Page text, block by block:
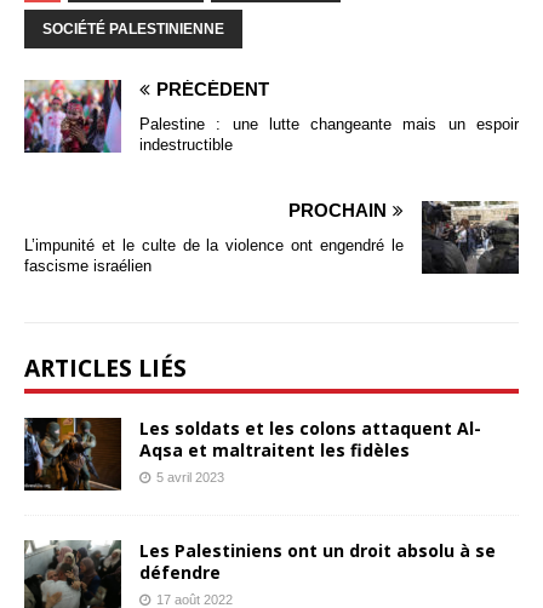
SOCIÉTÉ PALESTINIENNE
PRÉCÉDENT
Palestine : une lutte changeante mais un espoir
indestructible
PROCHAIN
L’impunité et le culte de la violence ont engendré le
fascisme israélien
ARTICLES LIÉS
Les soldats et les colons attaquent Al-
Aqsa et maltraitent les fidèles
5 avril 2023
Les Palestiniens ont un droit absolu à se
défendre
17 août 2022